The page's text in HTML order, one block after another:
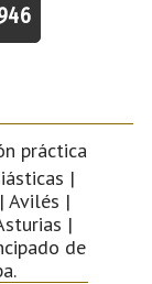
práctica
|
Avilés |
|
de